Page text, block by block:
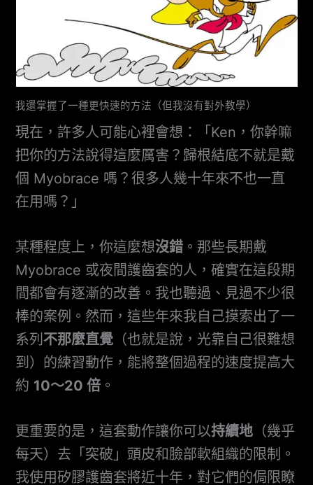
我還掌握了一種更快速的方法（但我沒有對外教學）
現在，許多人可能心裡會想：「Ken，你幹嘛
把你的方法說得這麼厲害？歸根結底不就是戴
個 Myobrace 嗎？很多人幾十年來不也一直
在用嗎？」
某種程度上，你這麼想沒錯 。那些長期戴
Myobrace 或夜間護齒套的人，確實在這段期
間都會有逐漸的改善。我也聽過、見過不少很
棒的案例。然而，這些年來我自己摸索出了一
系列 不那麼直覺 （也就是說，光靠自己很難想
到）的練習動作，能將整個過程的速度提高大
約 10～20 倍 。
更重要的是，這套動作讓你可以持續地 （幾乎
每天）去「突破」頭皮和臉部軟組織的限制。
我使用矽膠護齒套將近十年，對它們的侷限瞭